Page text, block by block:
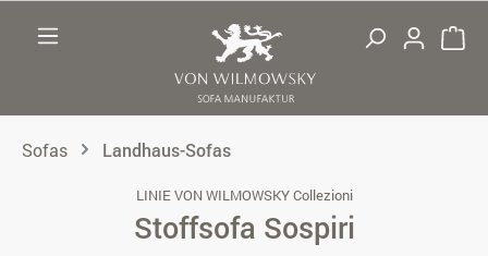
Sofas Landhaus-Sofas
LINIE VON WILMOWSKY Collezioni
Stoffsofa Sospiri